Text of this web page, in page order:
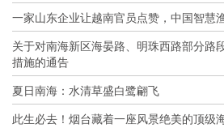
一家山东企业让越南官员点赞，中国智慧
关于对南海新区海晏路、明珠西路部分路
措施的通告
夏日南海：水清草盛白鹭翩飞
此生必去！烟台藏着一座风景绝美的顶级